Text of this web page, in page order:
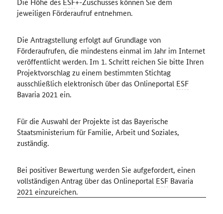
jeweiligen Förderaufruf entnehmen.
Die Antragstellung erfolgt auf Grundlage von
Förderaufrufen, die mindestens einmal im Jahr im Internet
veröffentlicht werden. Im 1. Schritt reichen Sie bitte Ihren
Projektvorschlag zu einem bestimmten Stichtag
ausschließlich elektronisch über das Onlineportal ESF
Bavaria 2021 ein.
Für die Auswahl der Projekte ist das Bayerische
Staatsministerium für Familie, Arbeit und Soziales,
zuständig.
Bei positiver Bewertung werden Sie aufgefordert, einen
vollständigen Antrag über das Onlineportal ESFBavaria
2021 einzureichen.